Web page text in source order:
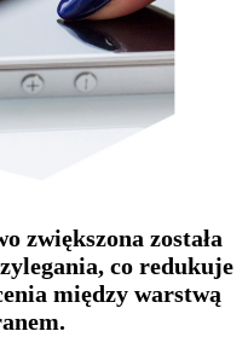
zwiększona została
co redukuje
między warstwą